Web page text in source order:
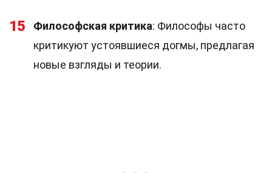
15 Философская критика: Философы часто
критикуют устоявшиеся догмы, предлагая
новые взгляды и теории.